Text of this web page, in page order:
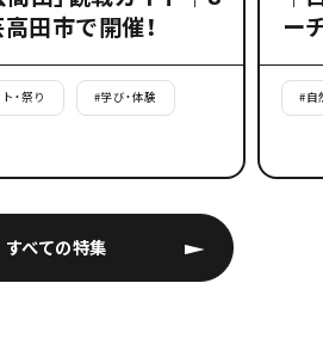
すべての特集
田市で開催！
・祭り #学び・体験
ー
#自